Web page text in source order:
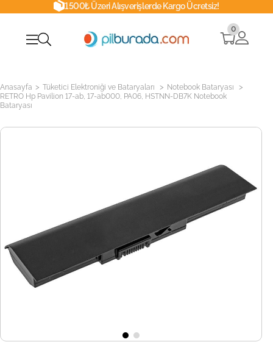
1500₺ Üzeri Alışverişlerde Kargo Ücretsiz!
0
Anasayfa > Tüketici Elektroniği ve Bataryaları > Notebook Bataryası >
RETRO Hp Pavilion 17-ab, 17-ab000, PA06, HSTNN-DB7K Notebook
Bataryası